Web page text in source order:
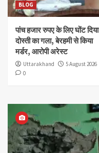
BLOG
पांच हजार रुपए के लिए घोंट दिया
दोस्ती का गला, बेरहमी से किया
मर्डर, आरोपी अरेस्ट
Uttarakhand
5 August 2026
0